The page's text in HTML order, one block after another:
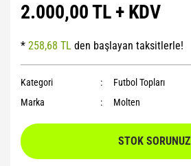
2.000,00 TL + KDV
* 258,68 TL den başlayan taksitlerle!
Kategori
Futbol Topları
Marka
Molten
STOK SORUNUZ